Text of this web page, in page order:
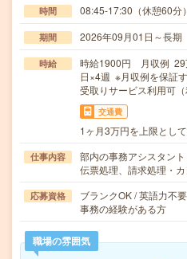
時間 08:45-17:30（休憩60分
期間 2026年09月01日～長
時給
時給1900円 月収例 29
日×4週 ※月収例を保証
受取りサービス利用可（
交通費
1ヶ月3万円を上限とし
仕事内容
部内の事務アシスタン
伝票処理、請求処理・
応募資格
ブランクOK / 英語力不要
事務の経験がある方
職場の雰囲気